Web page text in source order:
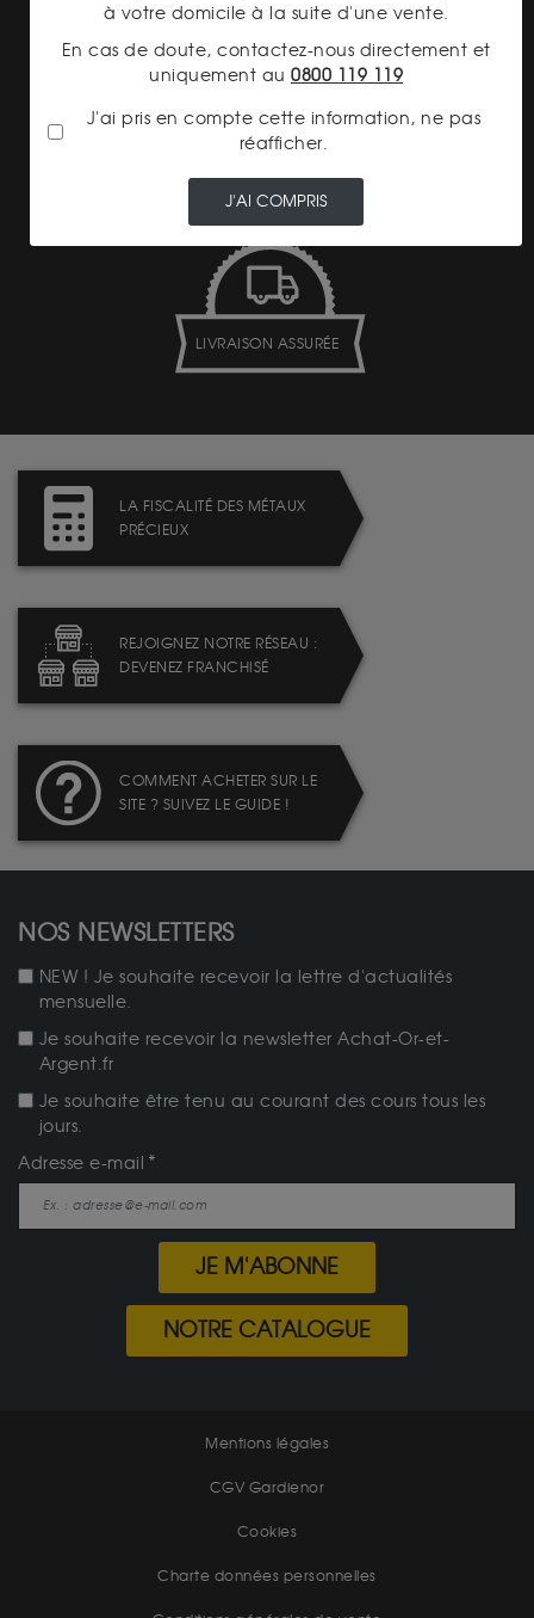
TRANSPARENCE DES
LIVRAISON ASSURÉE
LA FISCALITÉ DES MÉTAUX
PRÉCIEUX
REJOIGNEZ NOTRE RÉSEAU :
DEVENEZ FRANCHISÉ
COMMENT ACHETER SUR LE
SITE ? SUIVEZ LE GUIDE !
NOS NEWSLETTERS
NEW ! Je souhaite recevoir la lettre d'actualités
mensuelle.
Je souhaite recevoir la newsletter Achat-Or-et-
Argent.fr
Je souhaite être tenu au courant des cours tous les
jours.
Adresse e-mail
JE M'ABONNE
NOTRE CATALOGUE
Mentions légales
CGV Gardienor
Cookies
Charte données personnelles
à votre domicile à la suite d'une vente.
En cas de doute, contactez-nous directement et
uniquement au 0800 119 119
J'ai pris en compte cette information, ne pas
réafficher.
J'AI COMPRIS